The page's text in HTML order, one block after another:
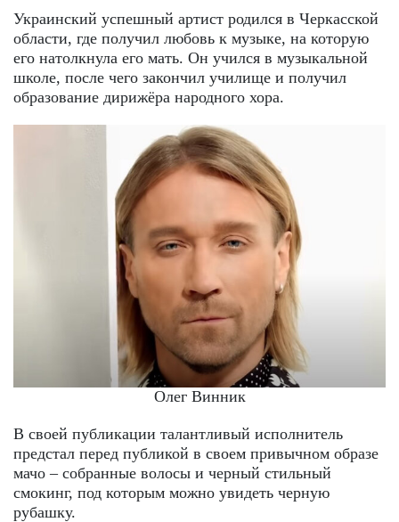
Украинский успешный артист родился в Черкасской
области, где получил любовь к музыке, на которую
его натолкнула его мать. Он учился в музыкальной
школе, после чего закончил училище и получил
образование дирижёра народного хора.
Олег Винник
В своей публикации талантливый исполнитель
предстал перед публикой в своем привычном образе
мачо – собранные волосы и черный стильный
смокинг, под которым можно увидеть черную
рубашку.